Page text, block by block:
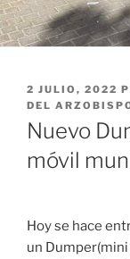
PUBLICADO
EL
2 JULIO, 2022
DEL
Nuevo
móvil
Hoy se hace
un